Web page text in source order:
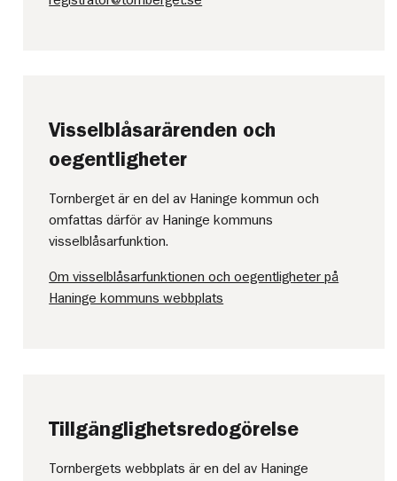
Visselblåsarärenden och
oegentligheter
Tornberget är en del av Haninge kommun och
omfattas därför av Haninge kommuns
visselblåsarfunktion.
Om visselblåsarfunktionen och oegentligheter på
Haninge kommuns webbplats
Tillgänglighetsredogörelse
Tornbergets webbplats är en del av Haninge